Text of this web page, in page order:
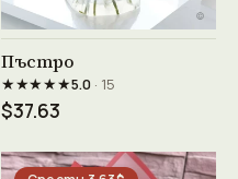
Пъстро
★★★★★5.0· 15
$37.63